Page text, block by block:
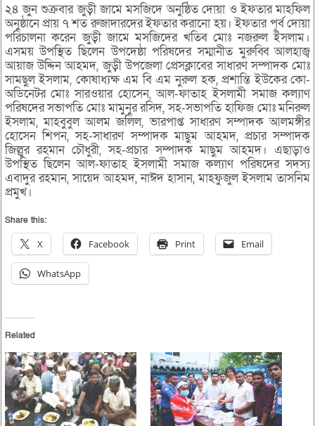
২৪ জুন শুক্রবার জুড়ী জামে মসজিদে অনুষ্ঠিত দোয়া ও ইফতার মাহফিল
অনুষ্ঠানে প্রায় ৭ শত রুজাদারদের ইফতার করানো হয়। ইফতার পূর্ব দোয়া
পরিচালনা করেন জুড়ী জামে মসজিদের খতিব মোঃ নজরুল ইসলাম।
এসময় উপস্থিত ছিলেন উপদেষ্ঠা পরিষদের সম্মানীত মুরুব্বি আলহাজ্ব
আয়াজ উদ্দিন আহমদ, জুড়ী উপজেলা প্রেসক্লাবের সাধারণ সম্পাদক মোঃ
সামছুল ইসলাম, কোষাধ্যক্ষ এম বি এম নুরুল হক, প্রশান্তি ইউকের কো-
অডিনেটর মোঃ সারওয়ার হোসেন, আল-ফাতাহ ইসলামী সমাজ কল্যাণ
পরিষদের সভাপতি মোঃ মামুনুর রসিদ, সহ-সভাপতি হাফিজ মোঃ মনিরুল
ইসলাম, মাহবুবুল আলম জলিল, ভারপাপ্ত সাধারণ সম্পাদক আলমঙ্গীর
হোসেন শিপন, সহ-সাধারণ সম্পাদক মাছুম আহমদ, প্রচার সম্পাদক
জিল্লুর রহমান চৌধুরী, সহ-প্রচার সম্পাদক মাছুম আহমদ। এছাড়াও
উপস্থিত ছিলেন আল-ফাতাহ ইসলামী সমাজ কল্যাণ পরিষদের সদস্য
এবাদুর রহমান, সায়েদ আহমদ, নাঈদ হাসান, মাহফুজুল ইসলাম তাসনিম
প্রমুখ।
Share this:
X Facebook Print Email
WhatsApp
Related